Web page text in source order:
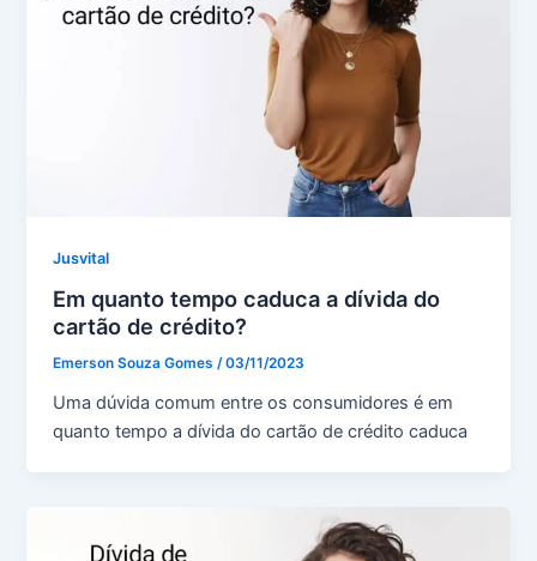
Jusvital
Em quanto tempo caduca a dívida do
cartão de crédito?
Emerson Souza Gomes/03/11/2023
Uma dúvida comum entre os consumidores é em
quanto tempo a dívida do cartão de crédito caduca